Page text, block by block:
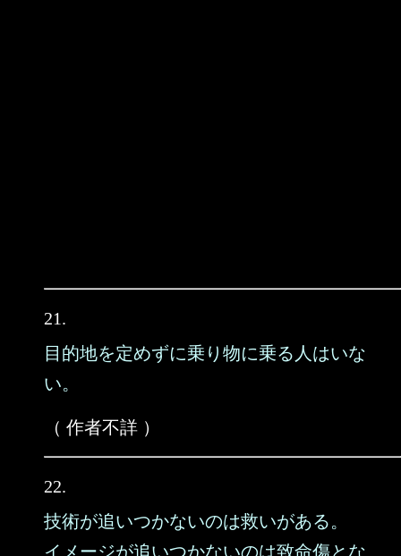
21.
目的地を定めずに乗り物に乗る人はいな
い。
（ 作者不詳 ）
22.
技術が追いつかないのは救いがある。
イメージが追いつかないのは致命傷とな